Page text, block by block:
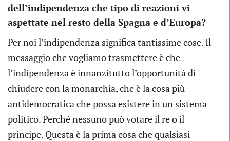
dell’indipendenza che tipo di reazioni vi
aspettate nel resto della Spagna e d’Europa?
Per noi l’indipendenza significa tantissime cose. Il
messaggio che vogliamo trasmettere è che
l’indipendenza è innanzitutto l’opportunità di
chiudere con la monarchia, che è la cosa più
antidemocratica che possa esistere in un sistema
politico. Perché nessuno può votare il re o il
principe. Questa è la prima cosa che qualsiasi